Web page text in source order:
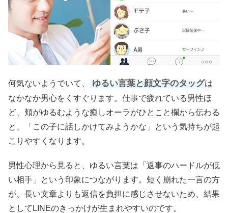
何気ないようでいて、 ゆるい言葉と顔文字のタッグは
なかなか男心をくすぐります。仕事で疲れている男性ほ
ど、頬がゆるむような癒しオーラがひとこと欄から伝わる
と、「この子に話しかけてみようかな」という気持ちが起
こりやすくなります。
男性心理から見ると、ゆるい言葉は「返事のハードルが低
い相手」という印象につながります。短く崩れた一言の方
が、長い文章よりも返信を負担に感じさせないため、結果
としてLINEのきっかけが生まれやすいのです。